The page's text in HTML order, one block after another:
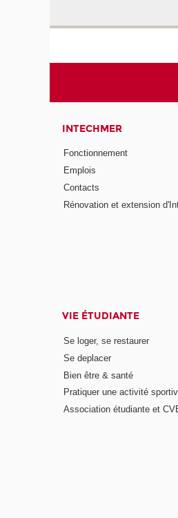
INTECHMER
Fonctionnement
Emplois
Contacts
Rénovation et extension
VIE ÉTUDIANTE
Se loger, se restaurer
Se deplacer
Bien être & santé
Pratiquer une activité
Association étudiante et